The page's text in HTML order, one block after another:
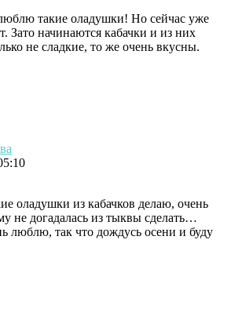
такие оладушки! Но сейчас уже
Зато начинаются кабачки и из них
не сладкие, то же очень вкусны.
оладушки из кабачков делаю, очень
не догадалась из тыквы сделать…
люблю, так что дождусь осени и буду